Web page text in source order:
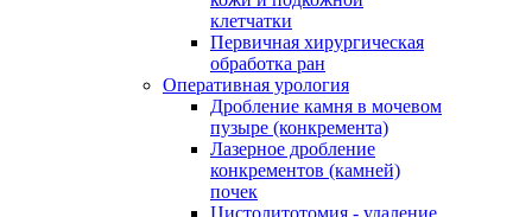
клетчатки
Первичная хирургическая
обработка ран
Оперативная урология
Дробление камня в мочевом
пузыре (конкремента)
Лазерное дробление
конкрементов (камней)
почек
Цистолитотомия - удаление